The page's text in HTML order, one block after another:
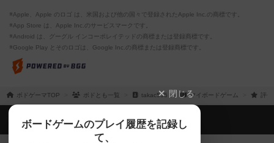
※Apple、Apple のロゴ は、米国および他の国々で登録されたApple Inc.の商標です。
※App Store は、Apple Inc.のサービスマークです。
※Android は、グーグル インコーポレイテッドの商標または登録商標です。
※Google Play とそのロゴは、Google Inc.の商標または登録商標です。
ボドゲーマTOP ボドとも一覧 takac555 マイボードゲーム 評価
閉じる
ボードゲームのプレイ履歴を記録し
て、
ボドゲーマTOP